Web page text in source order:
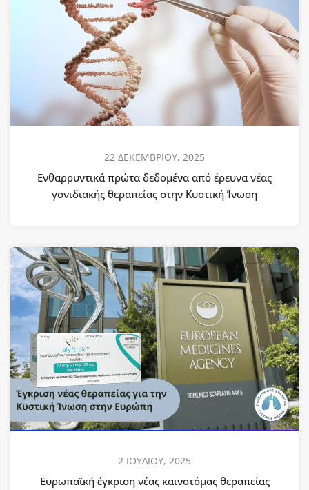
22 ΔΕΚΕΜΒΡΙΟΥ, 2025
Ενθαρρυντικά πρώτα δεδομένα από έρευνα νέας
γονιδιακής θεραπείας στην Κυστική Ίνωση
2 ΙΟΥΛΙΟΥ, 2025
Ευρωπαϊκή έγκριση νέας καινοτόμας θεραπείας